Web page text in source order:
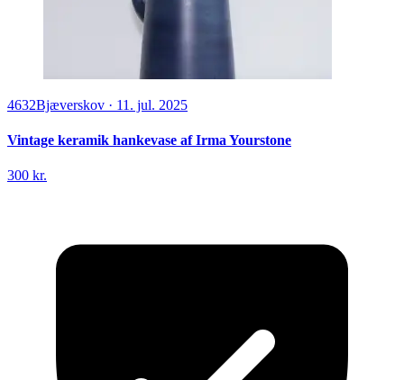
4632Bjæverskov · 11. jul. 2025
Vintage keramik hankevase af Irma Yourstone
300 kr.